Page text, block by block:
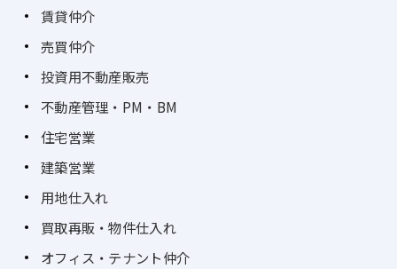
賃貸仲介
売買仲介
投資用不動産販売
不動産管理・PM・BM
住宅営業
建築営業
用地仕入れ
買取再販・物件仕入れ
オフィス・テナント仲介